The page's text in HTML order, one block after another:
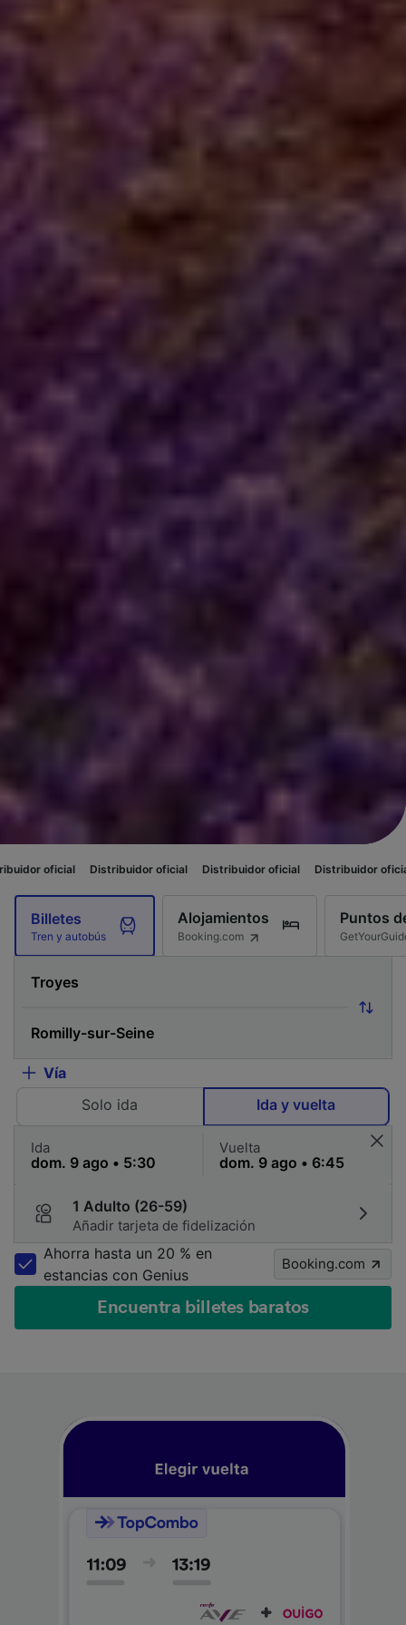
Distribuidor oficial Distribuidor oficial Distribuidor oficial
Billetes
Tren y autobús
Alojamientos
Booking.com
Puntos
Vía
Solo ida
Ida y vuelta
Ida Vuelta
1 Adulto (26-59)
Añadir tarjeta de fidelización
Ahorra hasta un 20 % en
estancias con Genius
Booking.com
Encuentra billetes baratos